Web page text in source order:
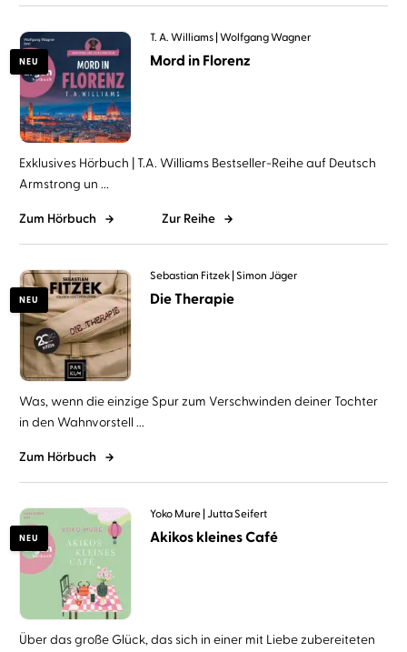
NEU
T. A. Williams Wolfgang Wagner
Mord in Florenz
Exklusives Hörbuch | T.A. Williams Bestseller-Reihe auf Deutsch
Armstrong un ...
Zum Hörbuch Zur Reihe
NEU
Sebastian Fitzek Simon Jäger
Die Therapie
Was, wenn die einzige Spur zum Verschwinden deiner Tochter
in den Wahnvorstell ...
Zum Hörbuch
NEU
Yoko Mure Jutta Seifert
Akikos kleines Café
Über das große Glück, das sich in einer mit Liebe zubereiteten